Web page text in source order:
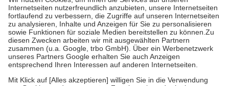
Kosten der Leistung zu entrichten.
Diese Regeln gelten grundsätzlich auch für Online-Apotheken.
Bei Heilmitteln und häuslicher Krankenpflege beträgt die
Zuzahlung zehn Prozent der Kosten sowie zehn Euro je
Verordnung.
Um das Engagement der Versicherten für ihre eigene Gesundheit zu
stärken und die besondere Stellung der Familie zu unterstützen,
fallenkeine Zuzahlungenan bei: